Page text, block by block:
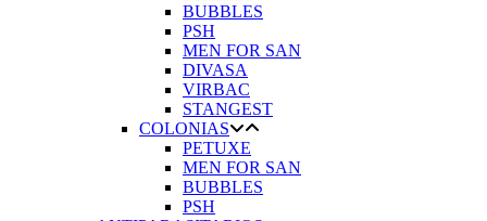
BUBBLES
PSH
MEN FOR SAN
DIVASA
VIRBAC
STANGEST
COLONIAS
PETUXE
MEN FOR SAN
BUBBLES
PSH